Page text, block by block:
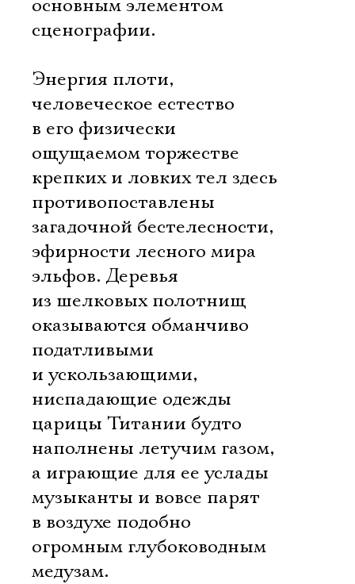
основным элементом
сценографии.
Энергия плоти,
человеческое естество
в его физически
ощущаемом торжестве
крепких и ловких тел здесь
противопоставлены
загадочной бестелесности,
эфирности лесного мира
эльфов. Деревья
из шелковых полотнищ
оказываются обманчиво
податливыми
и ускользающими,
ниспадающие одежды
царицы Титании будто
наполнены летучим газом,
а играющие для ее услады
музыканты и вовсе парят
в воздухе подобно
огромным глубоководным
медузам.